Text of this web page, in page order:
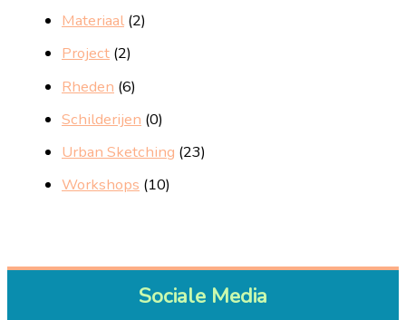
Materiaal (2)
Project (2)
Rheden (6)
Schilderijen (0)
Urban Sketching (23)
Workshops (10)
Sociale Media